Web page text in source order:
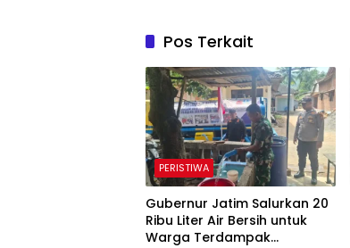
Pos Terkait
PERISTIWA
Gubernur Jatim Salurkan 20
Ribu Liter Air Bersih untuk
Warga Terdampak